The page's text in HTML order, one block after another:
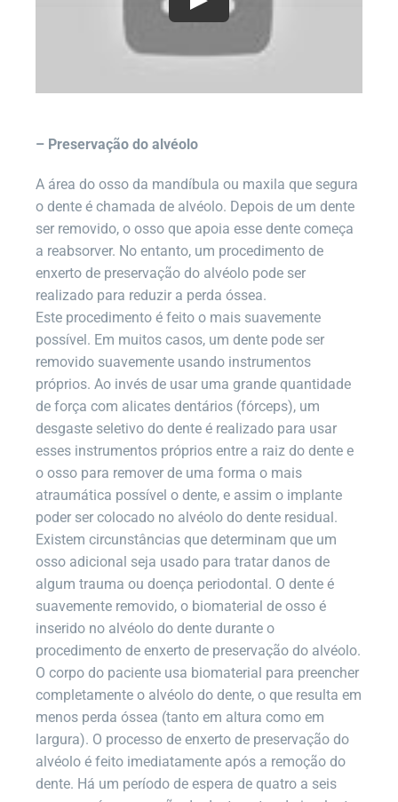
Play
– Preservação do alvéolo
A área do osso da mandíbula ou maxila que segura
o dente é chamada de alvéolo. Depois de um dente
ser removido, o osso que apoia esse dente começa
a reabsorver. No entanto, um procedimento de
enxerto de preservação do alvéolo pode ser
realizado para reduzir a perda óssea.
Este procedimento é feito o mais suavemente
possível. Em muitos casos, um dente pode ser
removido suavemente usando instrumentos
próprios. Ao invés de usar uma grande quantidade
de força com alicates dentários (fórceps), um
desgaste seletivo do dente é realizado para usar
esses instrumentos próprios entre a raiz do dente e
o osso para remover de uma forma o mais
atraumática possível o dente, e assim o implante
poder ser colocado no alvéolo do dente residual.
Existem circunstâncias que determinam que um
osso adicional seja usado para tratar danos de
algum trauma ou doença periodontal. O dente é
suavemente removido, o biomaterial de osso é
inserido no alvéolo do dente durante o
procedimento de enxerto de preservação do alvéolo.
O corpo do paciente usa biomaterial para preencher
completamente o alvéolo do dente, o que resulta em
menos perda óssea (tanto em altura como em
largura). O processo de enxerto de preservação do
alvéolo é feito imediatamente após a remoção do
dente. Há um período de espera de quatro a seis